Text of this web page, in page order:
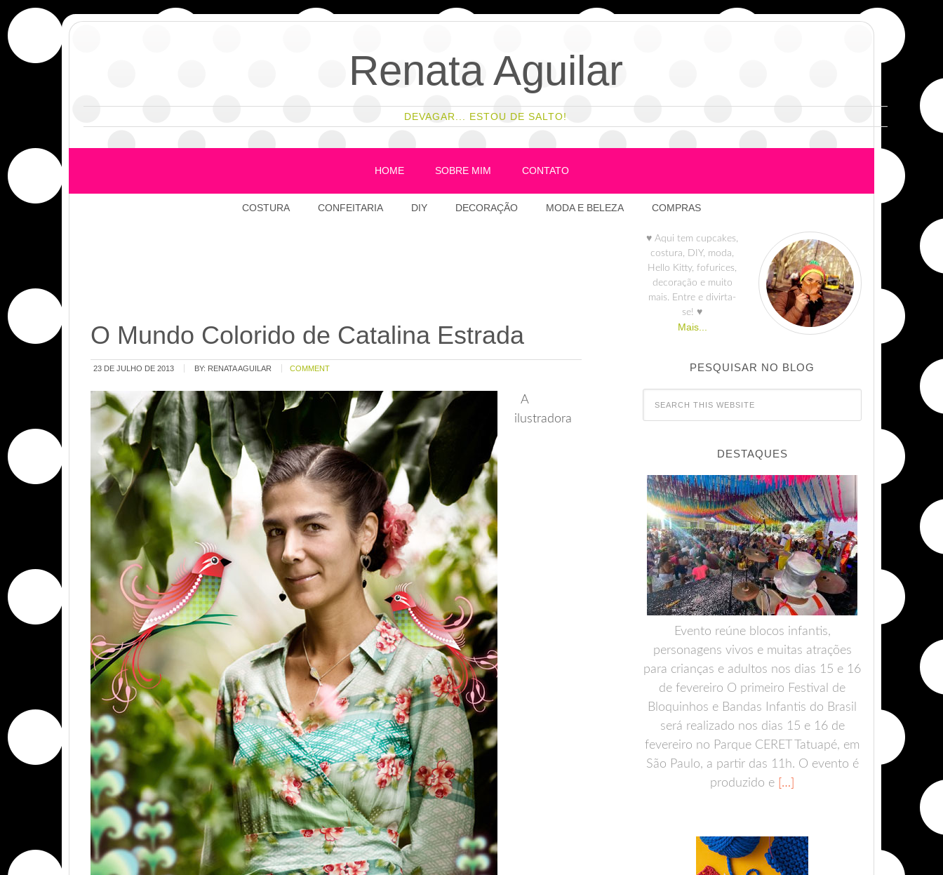
Renata Aguilar
DEVAGAR... ESTOU DE SALTO!
HOME SOBRE MIM CONTATO
COSTURA CONFEITARIA DIY DECORAÇÃO MODA E BELEZA COMPRAS
O Mundo Colorido de Catalina Estrada
23 DE JULHO DE 2013 BY: RENATA AGUILAR COMMENT
A
ilustradora
♥ Aqui tem cupcakes,
costura, DIY, moda,
Hello Kitty, fofurices,
decoração e muito
mais. Entre e divirta-
se! ♥
Mais...
PESQUISAR NO BLOG
DESTAQUES
Evento reúne blocos infantis,
personagens vivos e muitas atrações
para crianças e adultos nos dias 15 e 16
de fevereiro O primeiro Festival de
Bloquinhos e Bandas Infantis do Brasil
será realizado nos dias 15 e 16 de
fevereiro no Parque CERET Tatuapé, em
São Paulo, a partir das 11h. O evento é
produzido e […]